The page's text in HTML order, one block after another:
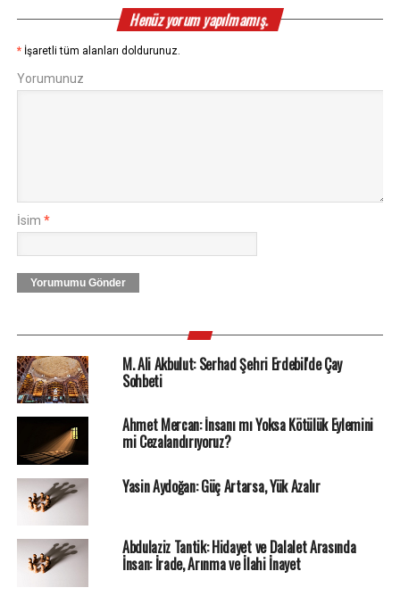
Henüz yorum yapılmamış.
* İşaretli tüm alanları doldurunuz.
Yorumunuz
İsim *
Yorumumu Gönder
M. Ali Akbulut: Serhad Şehri Erdebil'de Çay
Sohbeti
Ahmet Mercan: İnsanı mı Yoksa Kötülük Eylemini
mi Cezalandırıyoruz?
Yasin Aydoğan: Güç Artarsa, Yük Azalır
Abdulaziz Tantik: Hidayet ve Dalalet Arasında
İnsan: İrade, Arınma ve İlahi İnayet